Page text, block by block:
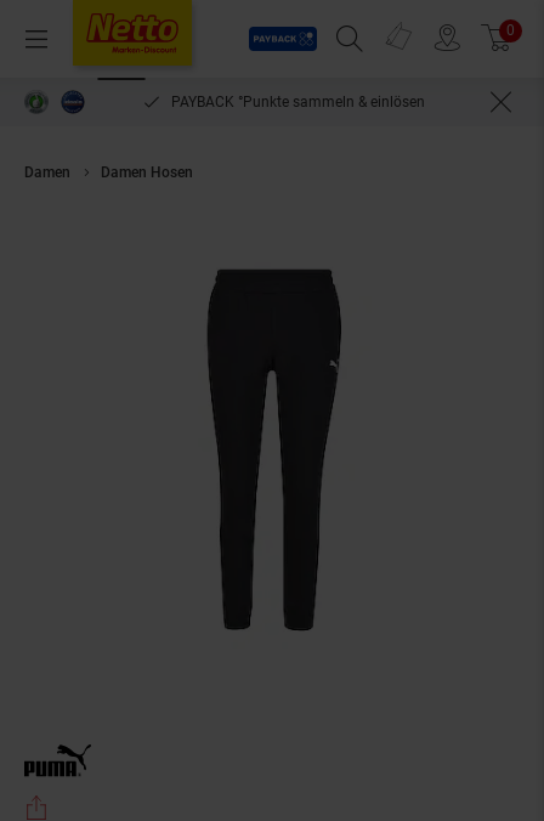
Menü
Payback
Suchfeld einblenden
Prospekte 0
PAYBACK °Punkte sammeln & einlösen
Damen Damen Hosen